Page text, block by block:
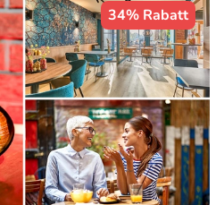
34% Rabatt